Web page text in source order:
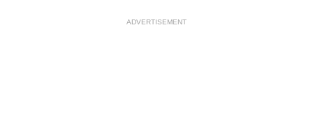
ADVERTISEMENT